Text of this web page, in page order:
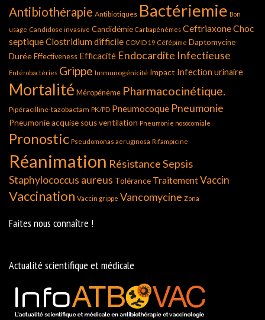
Antibiothérapie Antibiotiques Bactériemie Bon
usage Candidose invasive Candidémie Carbapénèmes CeftriaxoneChoc
septiqueClostridium difficile COVID 19 Céfépime Daptomycine
Durée Effectiveness Efficacité Endocardite Infectieuse
Entérobactéries Grippe Immunogénicité Impact Infection urinaire
Mortalité Méropénème Pharmacocinétique.
Pipéracilline-tazobactam PK/PD Pneumocoque Pneumonie
Pneumonie acquise sous ventilation Pneumonie nosocomiale
Pronostic Pseudomonas aeruginosa Rifampicine
Réanimation RésistanceSepsis
Staphylococcus aureus Tolérance TraitementVaccin
Vaccination Vaccin grippe Vancomycine Zona
Faites nous connaître !
Actualité scientifique et médicale